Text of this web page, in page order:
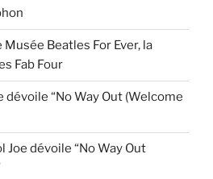
Musée Beatles For Ever, la
Fab Four
dévoile “No Way Out (Welcome
Joe dévoile “No Way Out